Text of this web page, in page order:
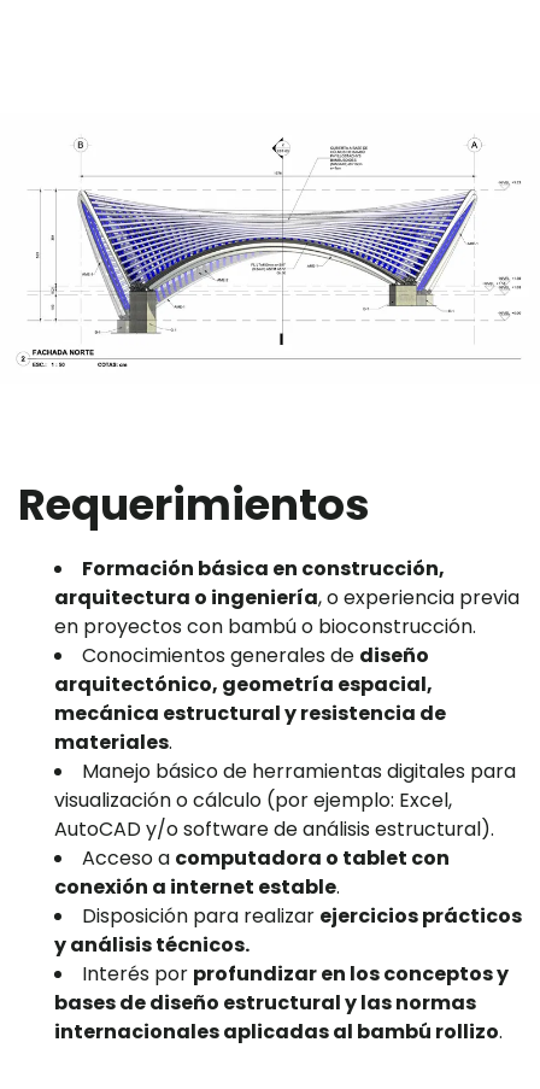
Requerimientos
Formación básica en construcción,
arquitectura o ingeniería, o experiencia previa
en proyectos con bambú o bioconstrucción.
Conocimientos generales de diseño
arquitectónico, geometría espacial,
mecánica estructural y resistencia de
materiales.
Manejo básico de herramientas digitales para
visualización o cálculo (por ejemplo: Excel,
AutoCAD y/o software de análisis estructural).
Acceso a computadora o tablet con
conexión a internet estable.
Disposición para realizar ejercicios prácticos
y análisis técnicos.
Interés por profundizar en los conceptos y
bases de diseño estructural y las normas
internacionales aplicadas al bambú rollizo.